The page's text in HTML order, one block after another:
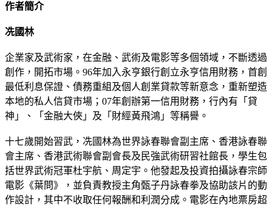
作者簡介
冼國林
企業家及武術家，在金融、武術及電影等多個領域，不斷透過
創作，開拓市場。96年加入永亨銀行創立永亨信用財務，首創
最低利息保證、債務重組及個人創業貸款等新意念，重新塑造
本地的私人信貸市場；07年創辦第一信用財務，行內有「貸
神」、「金融大俠」及「財經黃飛鴻」等稱譽。
十七歲開始習武，冼國林為世界詠春聯會副主席、香港詠春聯
會主席、香港武術聯會副會長及民強武術研習社館長，學生包
括世界武術冠軍杜宇航、周定宇。他發起及投資拍攝詠春宗師
電影《葉問》，並負責教授主角甄子丹詠春拳及協助該片的動
作設計，其中不收取任何報酬和利潤分成。電影在內地票房超